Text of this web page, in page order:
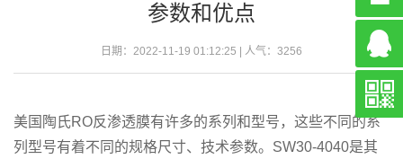
参数和优点
日期：2022-11-19 01:12:25 | 人气： 3256
美国陶氏RO反渗透膜有许多的系列和型号，这些不同的系
列型号有着不同的规格尺寸、技术参数。SW30-4040是其